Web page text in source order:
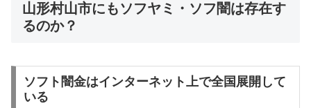
山形村山市にもソフヤミ・ソフ闇は存在す
るのか？
ソフト闇金はインターネット上で全国展開して
いる